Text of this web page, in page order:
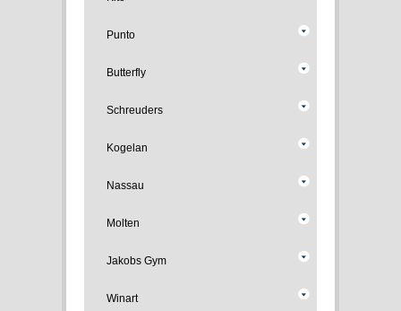
Punto
Butterfly
Schreuders
Kogelan
Nassau
Molten
Jakobs Gym
Winart